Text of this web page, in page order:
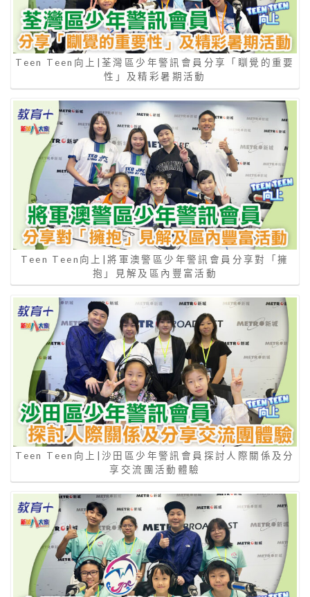
Teen Teen向上|荃灣區少年警訊會員分享「瞓覺的重要
性」及精彩暑期活動
Teen Teen向上|將軍澳警區少年警訊會員分享對「擁
抱」見解及區內豐富活動
Teen Teen向上|沙田區少年警訊會員探討人際關係及分
享交流團活動體驗